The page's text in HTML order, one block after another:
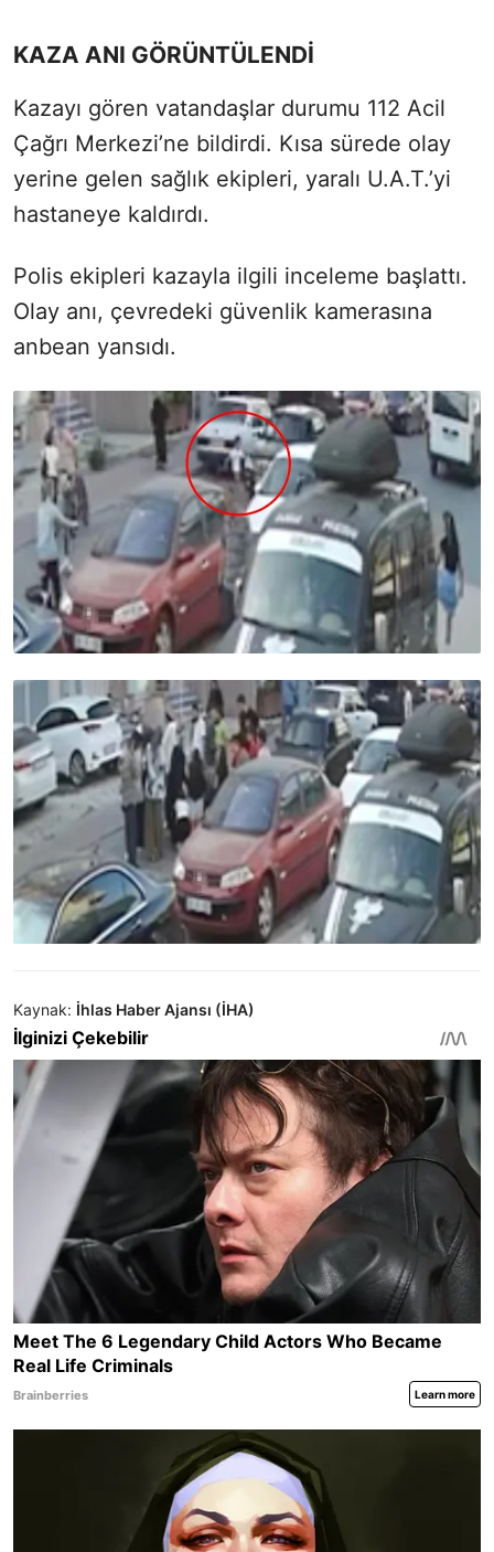
KAZA ANI GÖRÜNTÜLENDİ
Kazayı gören vatandaşlar durumu 112 Acil
Çağrı Merkezi’ne bildirdi. Kısa sürede olay
yerine gelen sağlık ekipleri, yaralı U.A.T.’yi
hastaneye kaldırdı.
Polis ekipleri kazayla ilgili inceleme başlattı.
Olay anı, çevredeki güvenlik kamerasına
anbean yansıdı.
Kaynak: İhlas Haber Ajansı (İHA)